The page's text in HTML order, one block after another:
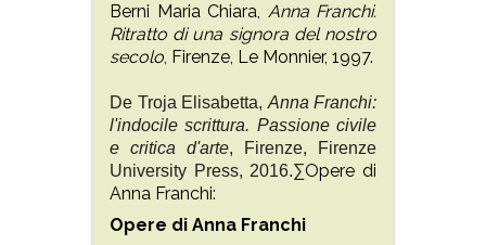
Berni Maria Chiara, Anna Franchi.
Ritratto di una signora del nostro
secolo, Firenze, Le Monnier, 1997.
De Troja Elisabetta, Anna Franchi:
l'indocile scrittura. Passione civile
e critica d'arte, Firenze, Firenze
University Press, 2016.∑Opere di
Anna Franchi:
Opere di Anna Franchi